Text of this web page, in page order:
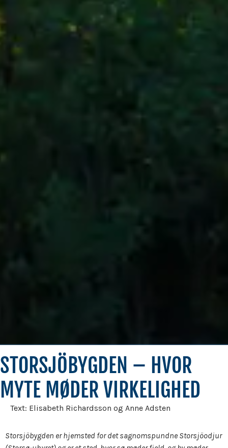
STORSJÖBYGDEN – HVOR
MYTE MØDER VIRKELIGHED
Text: Elisabeth Richardsson og Anne Adsten
Storsjöbygden er hjemsted for det sagnomspundne Storsjöodjur